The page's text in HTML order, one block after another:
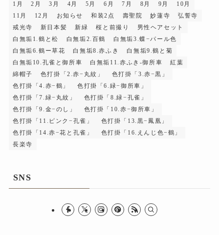
1月 2月 3月 4月 5月 6月 7月 8月 9月
10月
11月
12月 お知らせ 和装2点 壽聖院 妙蓮寺
弘誓寺
戒光寺
新日本髪 新緑 桜と前撮り
男性ヘアセット
白無垢1.鶴と松
白無垢2.百鶴
白無垢3.蝶−パール色
白無垢6.鶴ー草花
白無垢8.赤ふき
白無垢9.鶴と菊
白無垢10.孔雀と御所車
白無垢11.赤ふき-御所車
紅葉
綿帽子
色打掛「2.赤−丸紋」
色打掛「3.赤−黒」
色打掛「4.赤−鶴」
色打掛「6.緑−御所車」
色打掛「7.緑−丸紋」
色打掛「8.緑−孔雀」
色打掛「9.金−のし」
色打掛「10.赤−御所車」
色打掛「11.ピンク−孔雀」
色打掛「13.黒−鳳凰」
色打掛「14.赤−花と孔雀」
色打掛「16.えんじ色−鶴」
長楽寺
SNS